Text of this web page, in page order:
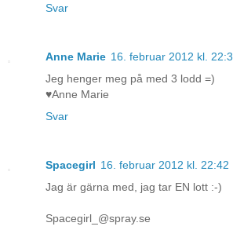
Svar
Anne Marie 16. februar 2012 kl.
Jeg henger meg på med 3 lodd =)
♥Anne Marie
Svar
Spacegirl 16. februar 2012 kl. 22:42
Jag är gärna med, jag tar EN lott :-)
Spacegirl_@spray.se